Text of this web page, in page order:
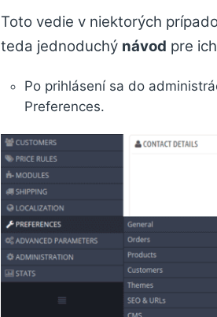
Toto vedie v niektorých
teda jednoduchý návod pre
Po prihlásení sa do
Preferences.